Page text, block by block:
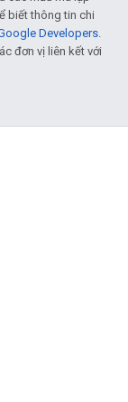
biết thông tin chi
Developers.
đơn vị liên kết với